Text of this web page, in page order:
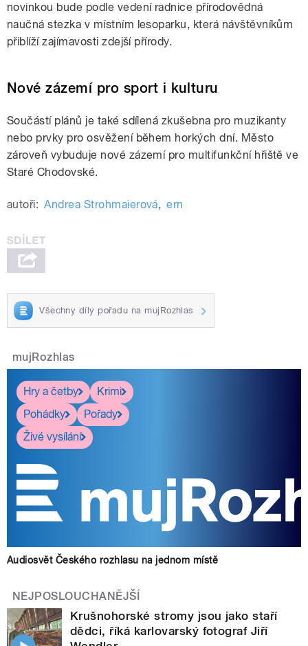
novinkou bude podle vedení radnice přírodovědná
naučná stezka v místním lesoparku, která návštěvníkům
přiblíží zajímavosti zdejší přírody.
Nové zázemí pro sport i kulturu
Součástí plánů je také sdílená zkušebna pro muzikanty
nebo prvky pro osvěžení během horkých dní. Město
zároveň vybuduje nové zázemí pro multifunkční hřiště ve
Staré Chodovské.
autoři: Andrea Strohmaierová, ern
Všechny díly pořadu na mujRozhlas
mujRozhlas
Hry a četby
Krimi
Pohádky
Pořady
Živé vysílání
Audiosvět Českého rozhlasu na jednom místě
NEJPOSLOUCHANĚJŠÍ
Krušnohorské stromy jsou jako staří
dědci, říká karlovarský fotograf Jiří